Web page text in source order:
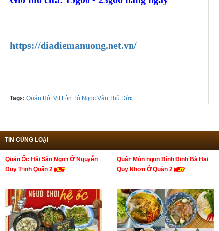
https://diadiemanuong.net.vn/
Tags: Quán Hột Vịt Lộn Tô Ngọc Vân Thủ Đức
TIN CÙNG LOẠI
Quán Ốc Hải Sản Ngon Ở Nguyễn
Duy Trinh Quận 2
Quán Món ngon Bình Định Bà Hai
Quy Nhơn Ở Quận 2